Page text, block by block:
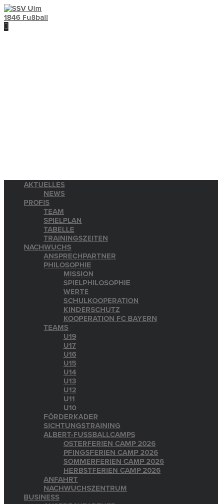
AKTUELLES
NEWS
PROFIS
TEAM
SPIELPLAN
TABELLE
TRAININGSZEITEN
NACHWUCHS
ANSPRECHPARTNER
PHILOSOPHIE
MISSION
SPIELPHILOSOPHIE
WERTE
SCHULKOOPERATION
KINDERSCHUTZ
KOOPERATION FC BAYERN
TEAMS
U19
U17
U16
U15
U14
U13
U12
U11
U10
FÖRDERKADER
SICHTUNGSTRAINING
ALBERT-FUSSBALLCAMPS
OSTERFERIEN CAMP 2026
PFINGSFERIEN CAMP 2026
SOMMERFERIEN CAMP 2026
HERBSTFERIEN CAMP 2026
ANFAHRT
NACHWUCHSZENTRUM
BUSINESS